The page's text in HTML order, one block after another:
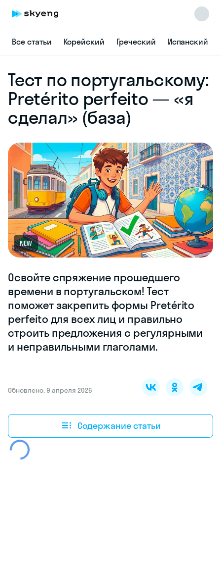
Все статьи Корейский Греческий Испанский
Тест по португальскому:
Pretérito perfeito — «я
сделал» (база)
NEW
Освойте спряжение прошедшего
времени в португальском! Тест
поможет закрепить формы Pretérito
perfeito для всех лиц и правильно
строить предложения с регулярными
и неправильными глаголами.
Обновлено: 9 апреля 2026
Содержание статьи
online